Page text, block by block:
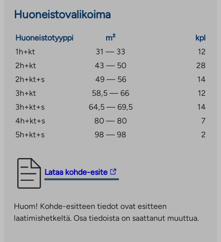
sekä ensimmäisen kerroksen lämpimässä autohallissa.
Kohteen asuntoihin kuuluu Elisan 50 Mbit/s
taloyhtiölaajakaista.
Finnoon kehittyvä kaupunginosa sijaitsee hyvien
kulkuyhteyksien äärellä
Peijinkatu 1 asunnot sijaitsevat Finnoon uudessa
kaupunginosassa, jonka keskus on metroaseman
ympärillä. Merihenkisestä alueesta tulee
valmistuessaan 17 000 asukkaan kaupunginosa, jonka
Liikenneyhteydet alueelta ovat loistavat, sillä
Länsiväylälle ajaa vain muutamassa minuutissa ja
metroasemalta. Finnoossa panostetaan myös sujuviin
pyöräily-yhteyksiin ja vehreisiin pyöräreitteihin.
Huoneistovalikoima
Huoneistotyyppi m²
kpl
1h+kt
31 — 33
12
2h+kt
43 — 50
28
2h+kt+s
49 — 56
14
3h+kt
58,5 — 66
12
3h+kt+s
64,5 — 69,5
14
4h+kt+s
80 — 80
7
5h+kt+s
98 — 98 2
Lataa kohde-esite
Linkki
vie
palveluun.
Linkki
Huom! Kohde-esitteen tiedot ovat esitteen
laatimishetkeltä. Osa tiedoista on saattanut muuttua.